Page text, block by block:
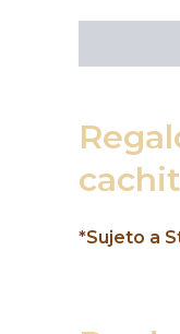
*Sujeto a